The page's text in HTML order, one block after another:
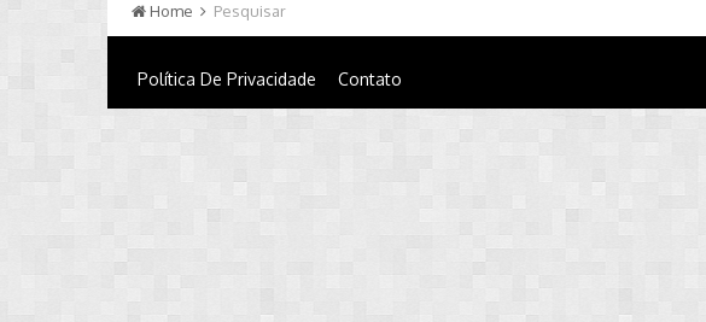
Home Pesquisar
Política De Privacidade Contato